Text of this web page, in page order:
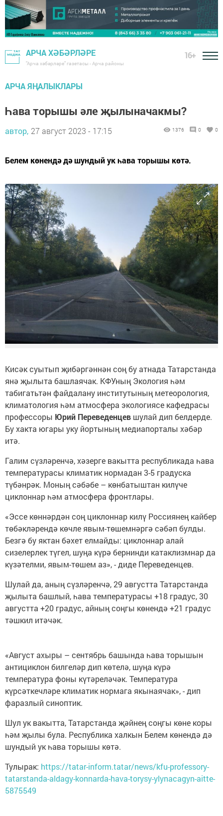
АРЧА ХӘБӘРЛӘРЕ
"Арча хәбәрләре" газетасы - Арча районы
16+
АРЧА ЯҢАЛЫКЛАРЫ
Һава торышы әле җылыначакмы?
автор, 27 август 2023 - 17:15 1376 0 0
Белем көнендә дә шундый ук һава торышы көтә.
Кисәк суытып җибәргәннән соң бу атнада Татарстанда
янә җылыта башлаячак. КФУның Экология һәм
табигатьтән файдалану институтының метеорология,
климатология һәм атмосфера экологиясе кафедрасы
профессоры Юрий Переведенцев шулай дип белдерде.
Бу хакта югары уку йортының медиапорталы хәбәр
итә.
Галим сүзләренчә, хәзерге вакытта республикада һава
температурасы климатик нормадан 3-5 градуска
түбәнрәк. Моның сәбәбе – көнбатыштан килүче
циклоннар һәм атмосфера фронтлары.
«Эссе көннәрдән соң циклоннар килү Россиянең кайбер
төбәкләрендә көчле явым-төшемнәргә сәбәп булды.
Безгә бу яктан бәхет елмайды: циклоннар алай
сизелерлек түгел, шуңа күрә бернинди катаклизмнар да
күзәтелми, явым-төшем аз», - диде Переведенцев.
Шулай да, аның сүзләренчә, 29 августта Татарстанда
җылыта башлый, һава температурасы +18 градус, 30
августта +20 градус, айның соңгы көнендә +21 градус
тәшкил итәчәк.
«Август ахыры – сентябрь башында һава торышын
антициклон билгеләр дип көтелә, шуңа күрә
температура фоны күтәреләчәк. Температура
күрсәткечләре климатик нормага якынаячак», - дип
фаразлый синоптик.
Шул ук вакытта, Татарстанда җәйнең соңгы көне коры
һәм җылы була. Республика халкын Белем көнендә дә
шундый ук һава торышы көтә.
Тулырак: https://tatar-inform.tatar/news/kfu-professory-
tatarstanda-aldagy-konnarda-hava-torysy-ylynacagyn-aitte-
5875549